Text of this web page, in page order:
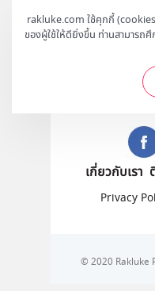
rakluke.com ใช้คุกกี้
ของผู้ใช้ให้ดียิ่งขึ้น ท่านสามารถศึ
เกี่ยวกับเรา
Privacy
© 2020 Rakluke